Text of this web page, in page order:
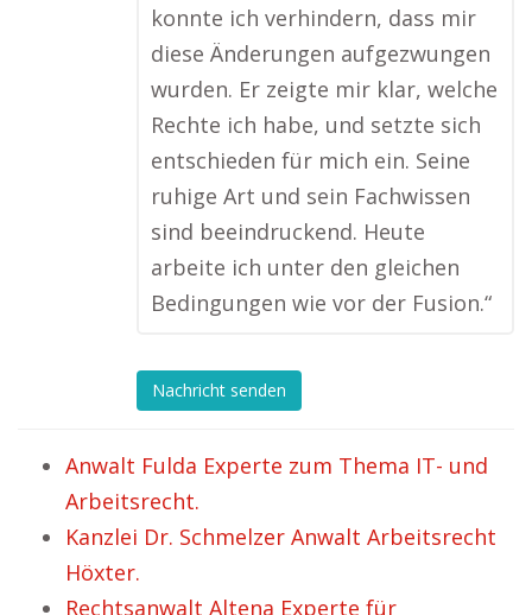
konnte ich verhindern, dass mir
diese Änderungen aufgezwungen
wurden. Er zeigte mir klar, welche
Rechte ich habe, und setzte sich
entschieden für mich ein. Seine
ruhige Art und sein Fachwissen
sind beeindruckend. Heute
arbeite ich unter den gleichen
Bedingungen wie vor der Fusion.“
Nachricht senden
Anwalt Fulda Experte zum Thema IT- und
Arbeitsrecht.
Kanzlei Dr. Schmelzer Anwalt Arbeitsrecht
Höxter.
Rechtsanwalt Altena Experte für